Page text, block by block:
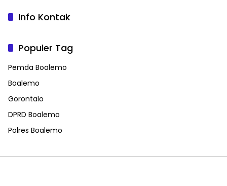
Info Kontak
Populer Tag
Pemda Boalemo
Boalemo
Gorontalo
DPRD Boalemo
Polres Boalemo